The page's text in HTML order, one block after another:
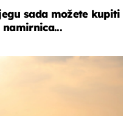
sada možete kupiti